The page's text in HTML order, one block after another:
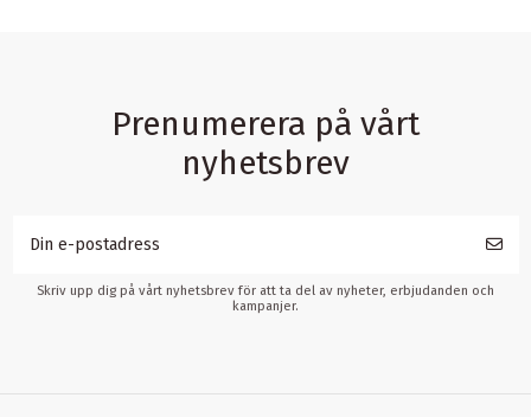
Prenumerera på vårt
nyhetsbrev
Skriv upp dig på vårt nyhetsbrev för att ta del av nyheter, erbjudanden och
kampanjer.